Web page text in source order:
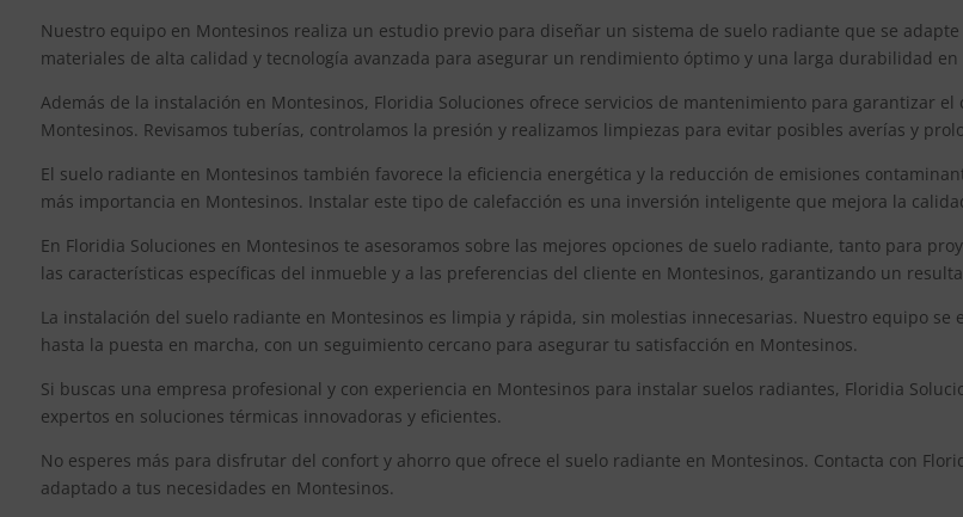
Nuestro equipo en Montesinos realiza un estudio previo para diseñar un sistema de suelo radiante que se
materiales de alta calidad y tecnología avanzada para asegurar un rendimiento óptimo y una larga durabilidad en
Además de la instalación en Montesinos, Floridia Soluciones ofrece servicios de mantenimiento para garantizar
Montesinos. Revisamos tuberías, controlamos la presión y realizamos limpiezas para evitar posibles averías y
El suelo radiante en Montesinos también favorece la eficiencia energética y la reducción de emisiones
más importancia en Montesinos. Instalar este tipo de calefacción es una inversión inteligente que mejora la
En Floridia Soluciones en Montesinos te asesoramos sobre las mejores opciones de suelo radiante, tanto para
las características específicas del inmueble y a las preferencias del cliente en Montesinos, garantizando un
La instalación del suelo radiante en Montesinos es limpia y rápida, sin molestias innecesarias. Nuestro equipo
hasta la puesta en marcha, con un seguimiento cercano para asegurar tu satisfacción en Montesinos.
Si buscas una empresa profesional y con experiencia en Montesinos para instalar suelos radiantes, Floridia
expertos en soluciones térmicas innovadoras y eficientes.
No esperes más para disfrutar del confort y ahorro que ofrece el suelo radiante en Montesinos. Contacta con
adaptado a tus necesidades en Montesinos.